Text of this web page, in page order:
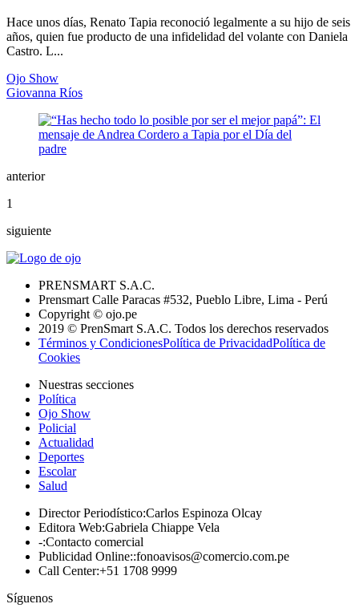
Hace unos días, Renato Tapia reconoció legalmente a su hijo de seis
años, quien fue producto de una infidelidad del volante con Daniela
Castro. L...
Ojo Show
Giovanna Ríos
anterior
1
siguiente
PRENSMART S.A.C.
Prensmart Calle Paracas #532, Pueblo Libre, Lima - Perú
Copyright © ojo.pe
2019 © PrenSmart S.A.C. Todos los derechos reservados
Términos y CondicionesPolítica de PrivacidadPolítica de
Cookies
Nuestras secciones
Política
Ojo Show
Policial
Actualidad
Deportes
Escolar
Salud
Director Periodístico:Carlos Espinoza Olcay
Editora Web:Gabriela Chiappe Vela
-:Contacto comercial
Publicidad Online::fonoavisos@comercio.com.pe
Call Center:+51 1708 9999
Síguenos